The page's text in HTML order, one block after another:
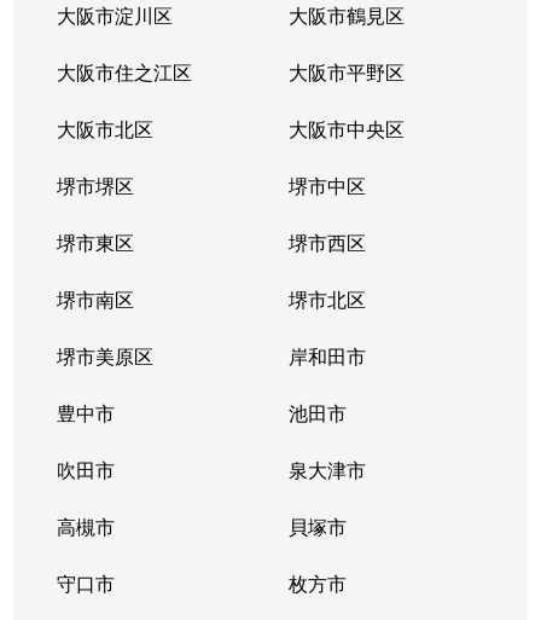
大阪市淀川区 大阪市鶴見区
大阪市住之江区 大阪市平野区
大阪市北区 大阪市中央区
堺市堺区 堺市中区
堺市東区 堺市西区
堺市南区 堺市北区
堺市美原区 岸和田市
豊中市 池田市
吹田市 泉大津市
高槻市 貝塚市
守口市 枚方市